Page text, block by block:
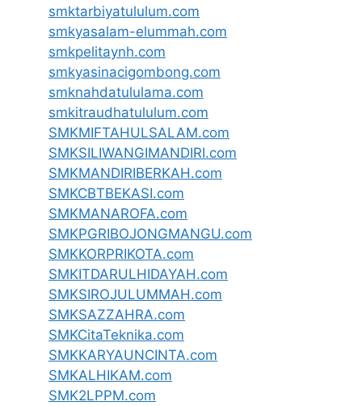
smktarbiyatululum.com
smkyasalam-elummah.com
smkpelitaynh.com
smkyasinacigombong.com
smknahdatululama.com
smkitraudhatululum.com
SMKMIFTAHULSALAM.com
SMKSILIWANGIMANDIRI.com
SMKMANDIRIBERKAH.com
SMKCBTBEKASI.com
SMKMANAROFA.com
SMKPGRIBOJONGMANGU.com
SMKKORPRIKOTA.com
SMKITDARULHIDAYAH.com
SMKSIROJULUMMAH.com
SMKSAZZAHRA.com
SMKCitaTeknika.com
SMKKARYAUNCINTA.com
SMKALHIKAM.com
SMK2LPPM.com